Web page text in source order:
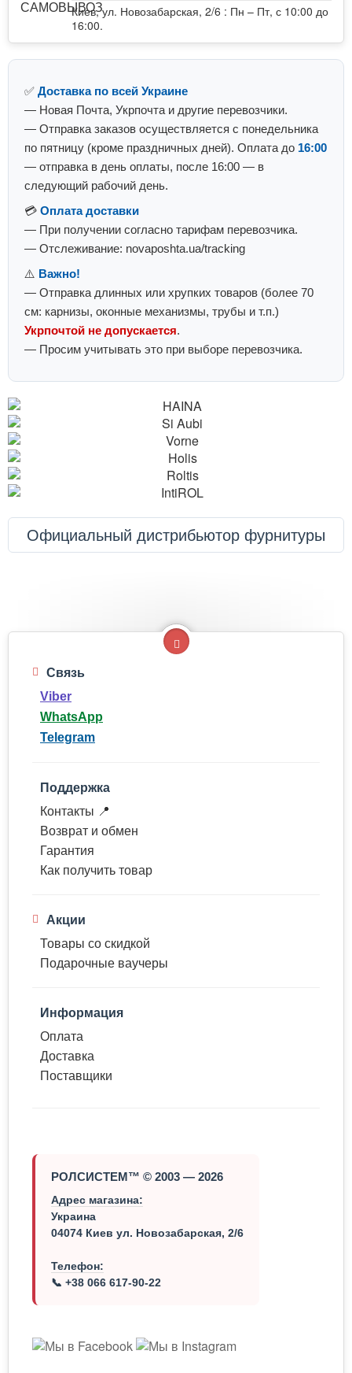
Киев, ул. Новозабарская, 2/6 : Пн – Пт, с 10:00 до
16:00.
✅ Доставка по всей Украине
— Новая Почта, Укрпочта и другие перевозчики.
— Отправка заказов осуществляется с понедельника
по пятницу (кроме праздничных дней). Оплата до 16:00
— отправка в день оплаты, после 16:00 — в
следующий рабочий день.
💳 Оплата доставки
— При получении согласно тарифам перевозчика.
— Отслеживание: novaposhta.ua/tracking
⚠️ Важно!
— Отправка длинных или хрупких товаров (более 70
см: карнизы, оконные механизмы, трубы и т.п.)
Укрпочтой не допускается.
— Просим учитывать это при выборе перевозчика.
Официальный дистрибьютор фурнитуры
Связь
Viber
WhatsApp
Telegram
Поддержка
Контакты 📍
Возврат и обмен
Гарантия
Как получить товар
Акции
Товары со скидкой
Подарочные ваучеры
Информация
Оплата
Доставка
Поставщики
РОЛСИСТЕМ™ © 2003 — 2026
Адрес магазина:
Украина
04074 Киев ул. Новозабарская, 2/6
Телефон:
📞 +38 066 617-90-22